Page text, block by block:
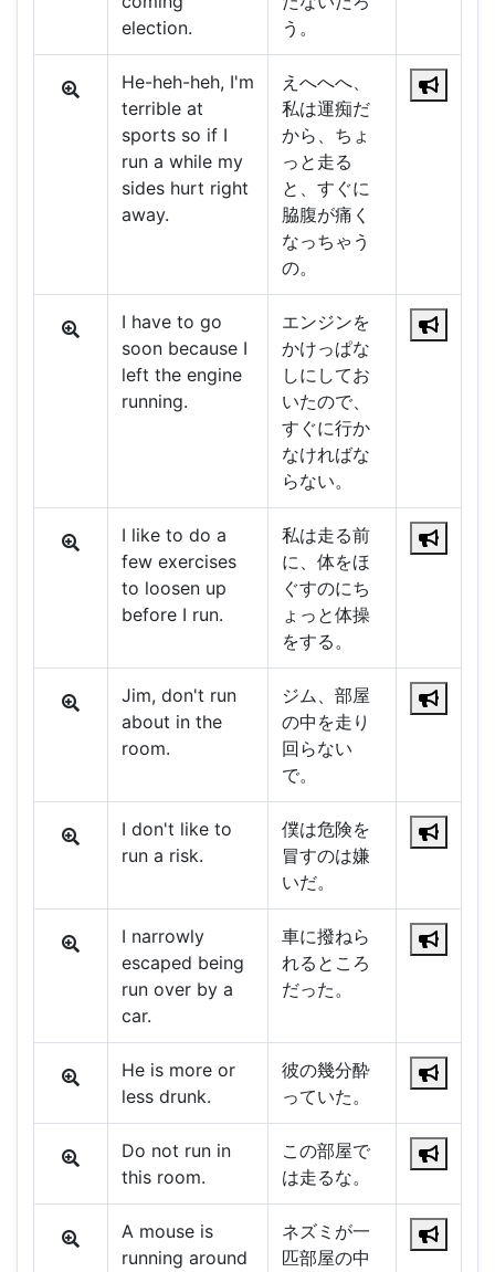
election.
う。
He-heh-heh, I'm
terrible at
sports so if I
run a while my
sides hurt right
away.
えへへへ、
私は運痴だ
から、ちょ
っと走る
と、すぐに
脇腹が痛く
なっちゃう
の。
I have to go
soon because I
left the engine
running.
エンジンを
かけっぱな
しにしてお
いたので、
すぐに行か
なければな
らない。
I like to do a
few exercises
to loosen up
before I run.
私は走る前
に、体をほ
ぐすのにち
ょっと体操
をする。
Jim, don't run
about in the
room.
ジム、部屋
の中を走り
回らない
で。
I don't like to
run a risk.
僕は危険を
冒すのは嫌
いだ。
I narrowly
escaped being
run over by a
car.
車に撥ねら
れるところ
だった。
He is more or
less drunk.
彼の幾分酔
っていた。
Do not run in
this room.
この部屋で
は走るな。
A mouse is
running around
ネズミが一
匹部屋の中